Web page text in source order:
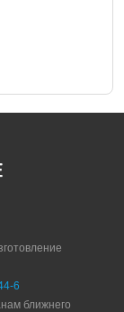
6
ближнего